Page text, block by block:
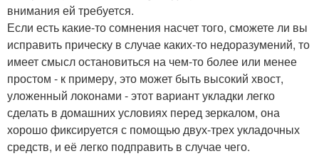
внимания ей требуется.
Если есть какие-то сомнения насчет того, сможете ли вы
исправить прическу в случае каких-то недоразумений, то
имеет смысл остановиться на чем-то более или менее
простом - к примеру, это может быть высокий хвост,
уложенный локонами - этот вариант укладки легко
сделать в домашних условиях перед зеркалом, она
хорошо фиксируется с помощью двух-трех укладочных
средств, и её легко подправить в случае чего.